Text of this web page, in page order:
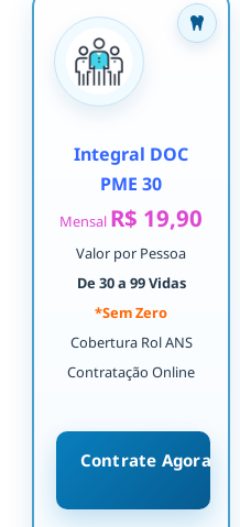
Integral DOC
PME 30
Mensal R$ 19,90
Valor por Pessoa
De 30 a 99 Vidas
*Sem Zero
Cobertura Rol ANS
Contratação Online
Contrate Agora